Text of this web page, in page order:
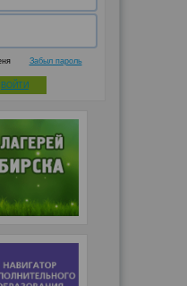
Забыл пароль
ВОЙТИ